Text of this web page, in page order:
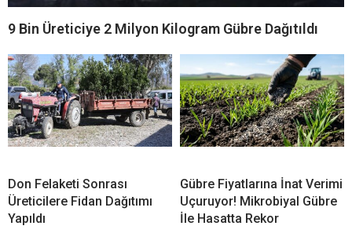
9 Bin Üreticiye 2 Milyon Kilogram Gübre Dağıtıldı
Don Felaketi Sonrası
Üreticilere Fidan Dağıtımı
Yapıldı
Gübre Fiyatlarına İnat Verimi
Uçuruyor! Mikrobiyal Gübre
İle Hasatta Rekor